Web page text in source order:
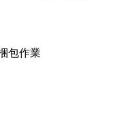
包作業